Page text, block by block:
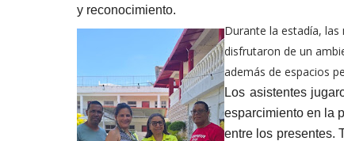
y reconocimiento.
Durante la estadía,
disfrutaron de un
además de espacios
Los asistentes
esparcimiento en la
entre los presentes.